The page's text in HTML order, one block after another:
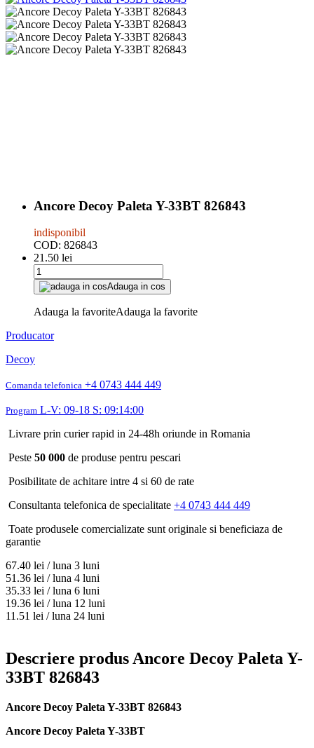
Ancore Decoy Paleta Y-33BT 826843
indisponibil
COD: 826843
21.50 lei
Adauga in cos
Adauga la favoriteAdauga la favorite
Producator
Decoy
Comanda telefonica +4 0743 444 449
Program L-V: 09-18 S: 09:14:00
Livrare prin curier rapid in 24-48h oriunde in Romania
Peste 50 000 de produse pentru pescari
Posibilitate de achitare intre 4 si 60 de rate
Consultanta telefonica de specialitate +4 0743 444 449
Toate produsele comercializate sunt originale si beneficiaza de
garantie
67.40 lei / luna 3 luni
51.36 lei / luna 4 luni
35.33 lei / luna 6 luni
19.36 lei / luna 12 luni
11.51 lei / luna 24 luni
Descriere produs Ancore Decoy Paleta Y-
33BT 826843
Ancore Decoy Paleta Y-33BT 826843
Ancore Decoy Paleta Y-33BT